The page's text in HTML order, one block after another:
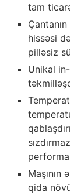
tam
hissəsi
pilləsiz
Unikal in-
qida